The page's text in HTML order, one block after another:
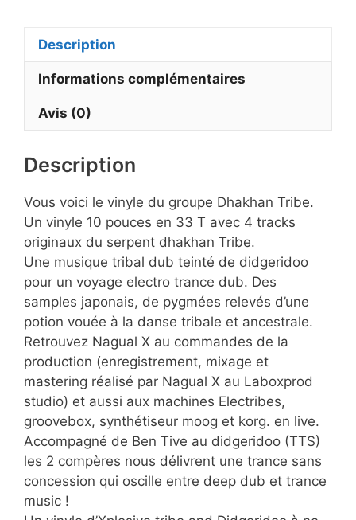
Description
Informations complémentaires
Avis (0)
Description
Vous voici le vinyle du groupe Dhakhan Tribe.
Un vinyle 10 pouces en 33 T avec 4 tracks
originaux du serpent dhakhan Tribe.
Une musique tribal dub teinté de didgeridoo
pour un voyage electro trance dub. Des
samples japonais, de pygmées relevés d’une
potion vouée à la danse tribale et ancestrale.
Retrouvez Nagual X au commandes de la
production (enregistrement, mixage et
mastering réalisé par Nagual X au Laboxprod
studio) et aussi aux machines Electribes,
groovebox, synthétiseur moog et korg. en live.
Accompagné de Ben Tive au didgeridoo (TTS)
les 2 compères nous délivrent une trance sans
concession qui oscille entre deep dub et trance
music !